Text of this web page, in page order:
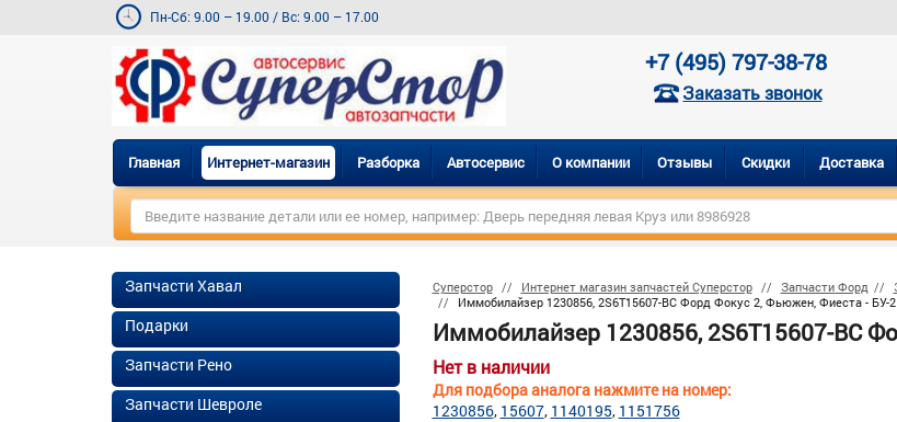
Пн-Сб: 9.00 – 19.00 / Вс: 9.00 – 17.00
+7 (495) 797-38-78
Заказать звонок
Главная Интернет-магазин Разборка Автосервис О компании Отзывы Скидки Доставка
Суперстор Интернет магазин запчастей Суперстор Запчасти Форд
Иммобилайзер 1230856, 2S6T15607-BC Форд Фокус 2, Фьюжен, Фиеста - БУ-2
Иммобилайзер 1230856, 2S6T15607-BC
Нет в наличии
Для подбора аналога нажмите на номер:
1230856 15607 1140195 1151756
Запчасти Хавал
Подарки
Запчасти Рено
Запчасти Шевроле